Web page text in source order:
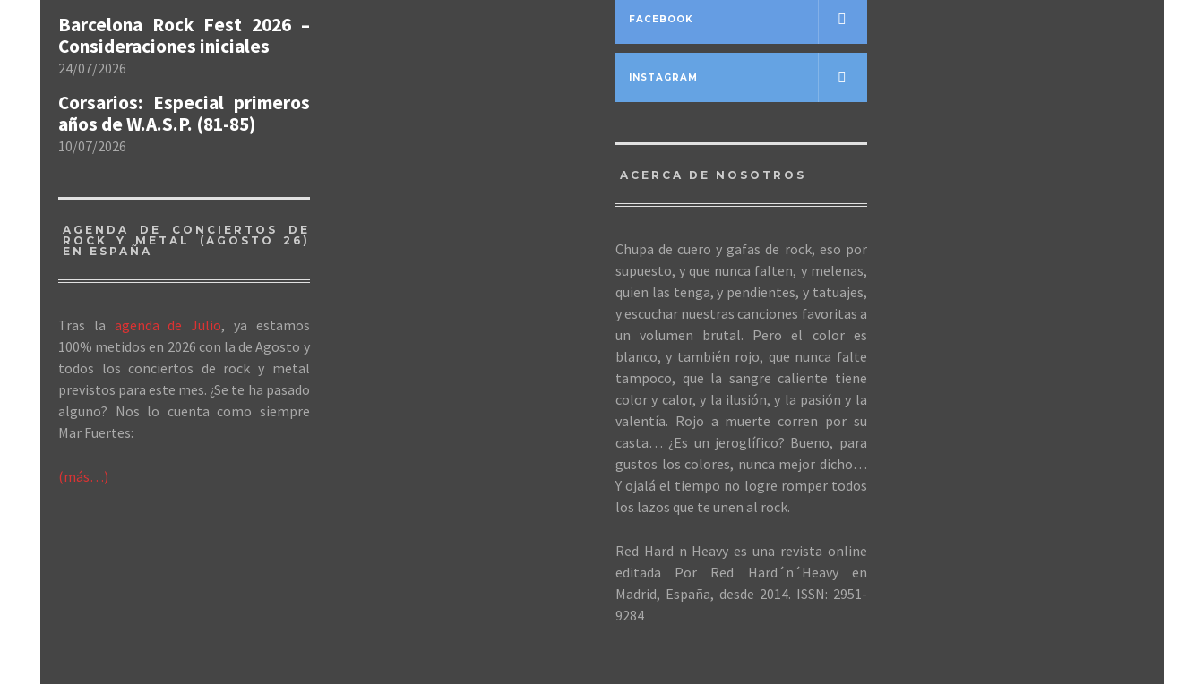
Barcelona Rock Fest 2026 –
Consideraciones iniciales
24/07/2026
Corsarios: Especial primeros
años de W.A.S.P. (81-85)
10/07/2026
AGENDA DE CONCIERTOS DE
ROCK Y METAL (AGOSTO 26)
EN ESPAÑA
Tras la agenda de Julio, ya estamos
100% metidos en 2026 con la de Agosto y
todos los conciertos de rock y metal
previstos para este mes. ¿Se te ha pasado
alguno? Nos lo cuenta como siempre
Mar Fuertes:
(más…)
FACEBOOK
INSTAGRAM
ACERCA DE NOSOTROS
Chupa de cuero y gafas de rock, eso por
supuesto, y que nunca falten, y melenas,
quien las tenga, y pendientes, y tatuajes,
y escuchar nuestras canciones favoritas a
un volumen brutal. Pero el color es
blanco, y también rojo, que nunca falte
tampoco, que la sangre caliente tiene
color y calor, y la ilusión, y la pasión y la
valentía. Rojo a muerte corren por su
casta… ¿Es un jeroglífico? Bueno, para
gustos los colores, nunca mejor dicho…
Y ojalá el tiempo no logre romper todos
los lazos que te unen al rock.
Red Hard n Heavy es una revista online
editada Por Red Hard´n´Heavy en
Madrid, España, desde 2014. ISSN: 2951-
9284